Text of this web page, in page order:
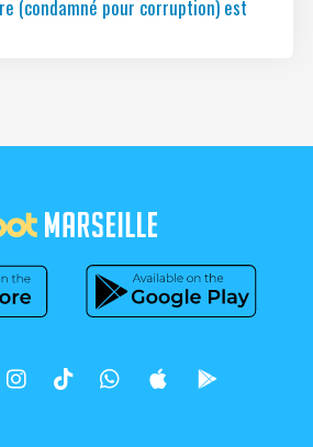
(condamné pour corruption) est